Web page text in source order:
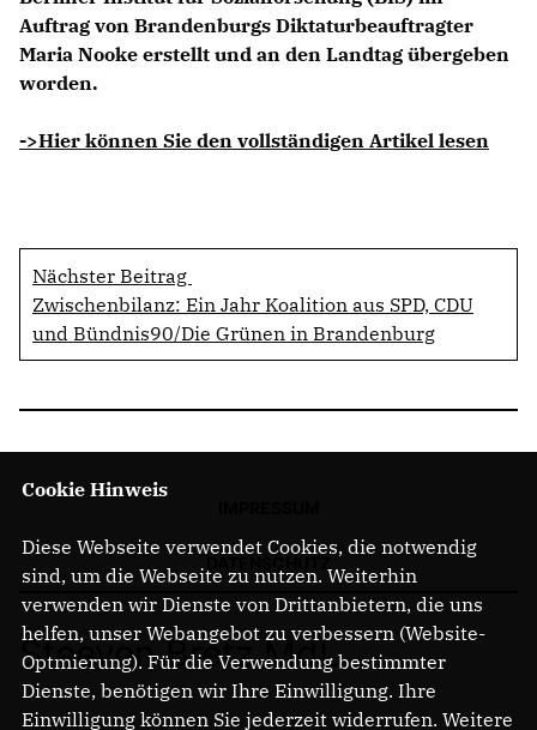
Auftrag von Brandenburgs Diktaturbeauftragter
Maria Nooke erstellt und an den Landtag übergeben
worden.
->Hier können Sie den vollständigen Artikel lesen
Nächster Beitrag
Zwischenbilanz: Ein Jahr Koalition aus SPD, CDU
und Bündnis90/Die Grünen in Brandenburg
Steeven Bretz MdL
Cookie Hinweis
Diese Webseite verwendet Cookies, die notwendig
sind, um die Webseite zu nutzen. Weiterhin
verwenden wir Dienste von Drittanbietern, die uns
helfen, unser Webangebot zu verbessern (Website-
Optmierung). Für die Verwendung bestimmter
Dienste, benötigen wir Ihre Einwilligung. Ihre
Einwilligung können Sie jederzeit widerrufen. Weitere